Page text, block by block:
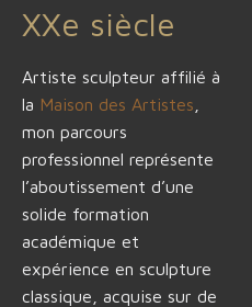
XXe siècle
Artiste sculpteur affilié à
la Maison des Artistes
mon parcours
professionnel représente
l’aboutissement d’une
solide formation
académique et
expérience en sculpture
classique, acquise sur de